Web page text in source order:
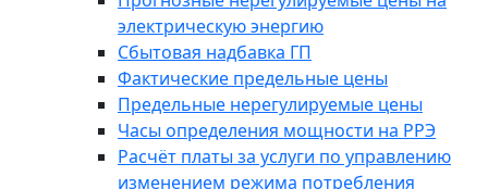
электрическую энергию
Сбытовая надбавка ГП
Фактические предельные цены
Предельные нерегулируемые цены
Часы определения мощности на РРЭ
Расчёт платы за услуги по управлению
изменением режима потребления